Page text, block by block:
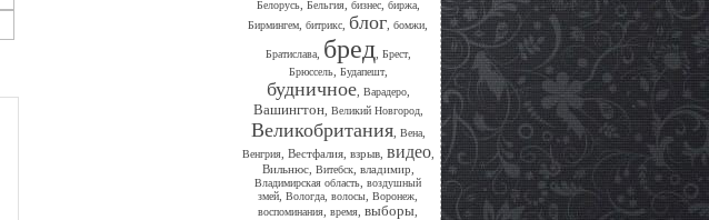
Белорусь, Бельгия, бизнес, биржа,
Бирмингем битрикс блог бомжи
Братислава, бред Брест,
Брюссель, Будапешт,
будничное, Варадеро,
Вашингтон, Великий Новгород,
Великобритания, Вена,
Венгрия, Вестфалия, взрыв, видео,
Вильнюс, Витебск, владимир
Владимирская область воздушный
змей Вологда волосы Воронеж
воспоминания время выборы